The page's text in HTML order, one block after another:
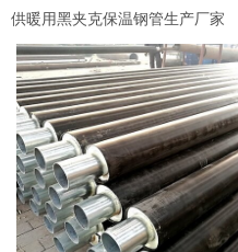
供暖用黑夹克保温钢管生产厂家